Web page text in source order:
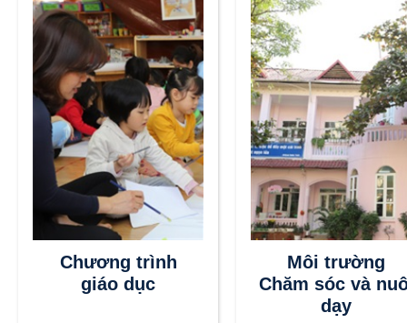
Chương trình
giáo dục
Môi trường
Chăm sóc và
dạy